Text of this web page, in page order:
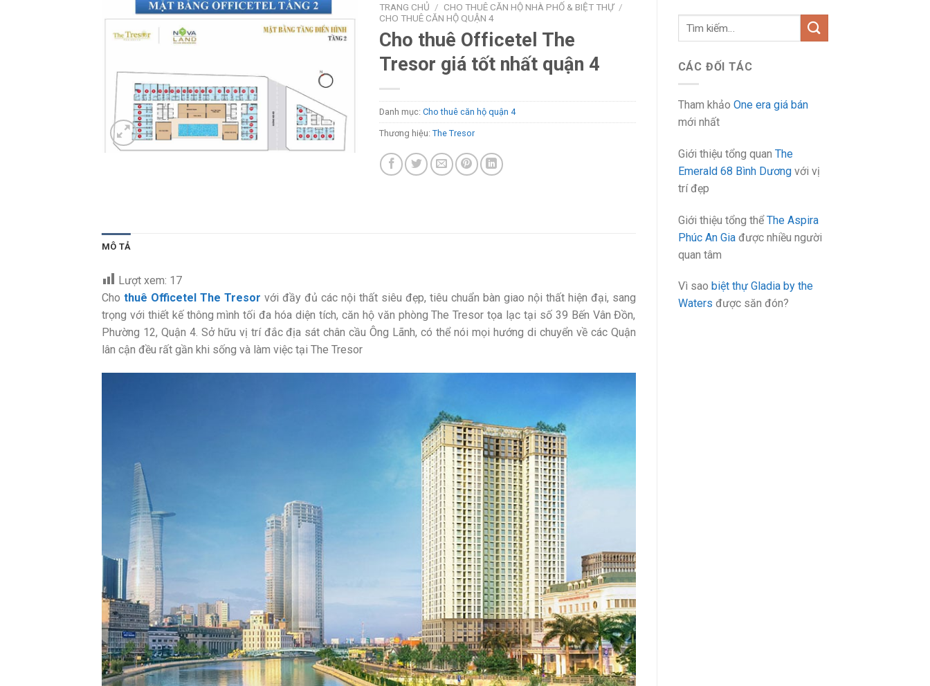
Tìm
kiếm:
CÁC ĐỐI TÁC
Tham khảo One era giá bán
mới nhất
Giới thiệu tổng quan The
Emerald 68 Bình Dươngvới vị
trí đẹp
Giới thiệu tổng thểThe Aspira
Phúc An Giađược nhiều người
quan tâm
Vì sao biệt thự Gladia by the
Waters được săn đón?
TRANG CHỦ / CHO THUÊ CĂN HỘ NHÀ PHỐ & BIỆT THỰ /
CHO THUÊ CĂN HỘ QUẬN 4
Cho thuê Officetel The
Tresor giá tốt nhất quận 4
Danh mục: Cho thuê căn hộ quận 4
Thương hiệu: The Tresor
MÔ TẢ
Lượt xem: 17
Cho thuê Officetel The Tresor với đầy đủ các nội thất siêu đẹp, tiêu chuẩn bàn giao nội thất hiện đại, sang
trọng với thiết kế thông mình tối đa hóa diện tích, căn hộ văn phòng The Tresor tọa lạc tại số 39 Bến Vân Đồn,
Phường 12, Quận 4. Sở hữu vị trí đắc địa sát chân cầu Ông Lãnh, có thể nói mọi hướng di chuyển về các Quận
lân cận đều rất gần khi sống và làm việc tại The Tresor